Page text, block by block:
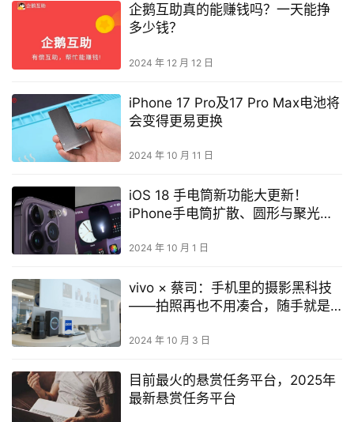
企鹅互助真的能赚钱吗？一天能挣
多少钱？
2024 年 12 月 12 日
iPhone 17 Pro及17 Pro Max电池将
会变得更易更换
2024 年 10 月 11 日
iOS 18 手电筒新功能大更新！
iPhone手电筒扩散、圆形与聚光模
2024 年 10 月 1 日
vivo × 蔡司：手机里的摄影黑科技
——拍照再也不用凑合，随手就是
2024 年 10 月 3 日
目前最火的悬赏任务平台，2025年
最新悬赏任务平台